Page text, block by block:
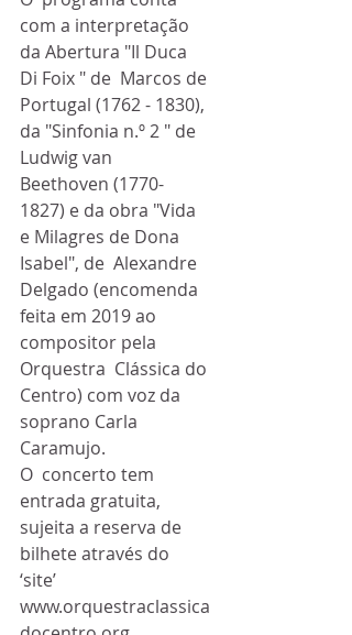
com a interpretação
da Abertura "Il Duca
Di Foix " de  Marcos de
Portugal (1762 - 1830),
da "Sinfonia n.º 2 " de
Ludwig van
Beethoven (1770-
1827) e da obra "Vida
e Milagres de Dona
Isabel", de  Alexandre
Delgado (encomenda
feita em 2019 ao
compositor pela
Orquestra  Clássica do
Centro) com voz da
soprano Carla
Caramujo.
O  concerto tem
entrada gratuita,
sujeita a reserva de
bilhete através do
‘site’
www.orquestraclassica